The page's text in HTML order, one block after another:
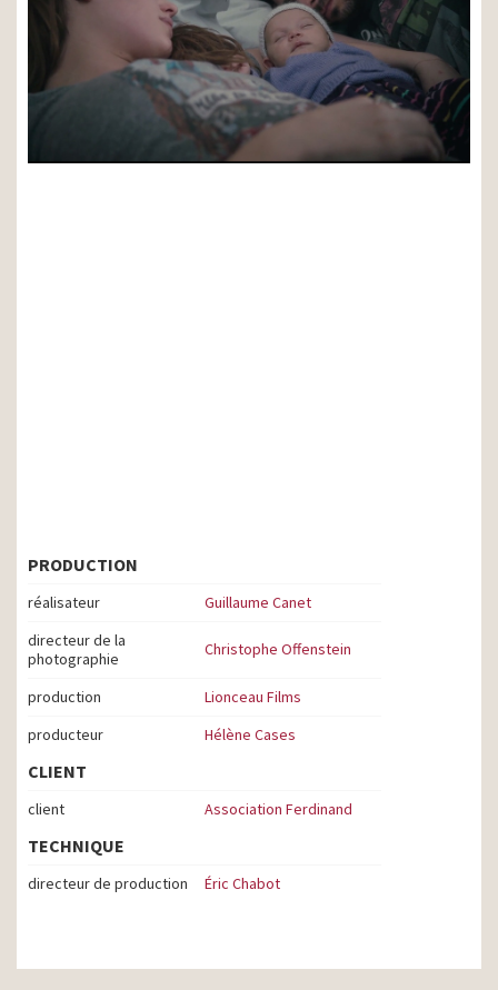
PRODUCTION
réalisateur
Guillaume Canet
directeur de la
photographie
Christophe Offenstein
production
Lionceau Films
producteur
Hélène Cases
CLIENT
client Association Ferdinand
TECHNIQUE
directeur de production Éric Chabot